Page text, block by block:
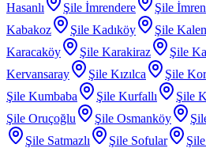
Hasanlı
Şile İmrendere Şile
Kabakoz
Şile Kadıköy Şile
Karacaköy
Şile Karakiraz Şile
Kervansaray
Şile Kızılca Şile
Şile Kumbaba
Şile Kurfallı Şile
Şile Oruçoğlu
Şile Osmanköy
Şile Satmazlı
Şile Sofular